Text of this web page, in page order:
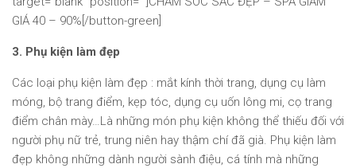
GIÁ 40 – 90%[/button-green]
3. Phụ kiện làm đẹp
Các loại phụ kiện làm đẹp : mắt kính thời trang, dụng cụ làm
móng, bộ trang điểm, kẹp tóc, dụng cụ uốn lông mi, cọ trang
điểm chân mày…Là những món phụ kiện không thể thiếu đối với
người phụ nữ trẻ, trung niên hay thậm chí đã già. Phụ kiện làm
đẹp không những dành người sành điệu, cá tính mà những